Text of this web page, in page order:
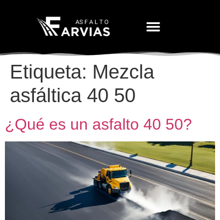
Etiqueta: Mezcla
asfáltica 40 50
¿Qué es un asfalto 40 50?